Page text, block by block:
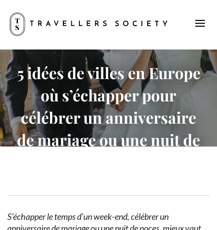
5 idées de villes en Europe
où s’échapper pour
célébrer un anniversaire
de mariage ou une nuit de
S’échapper le temps d’un week-end, célébrer un